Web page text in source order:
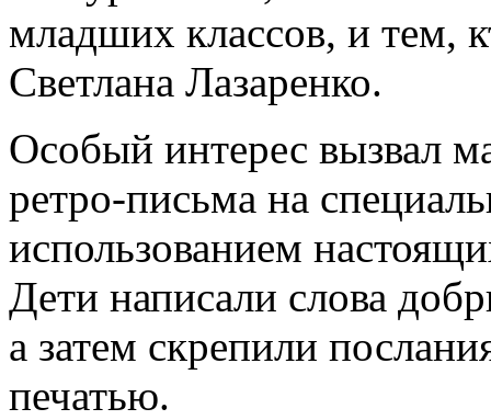
младших классов, и тем,
Светлана Лазаренко.
Особый интерес вызвал
ретро-письма на
использованием
Дети написали слова
а затем скрепили
печатью.